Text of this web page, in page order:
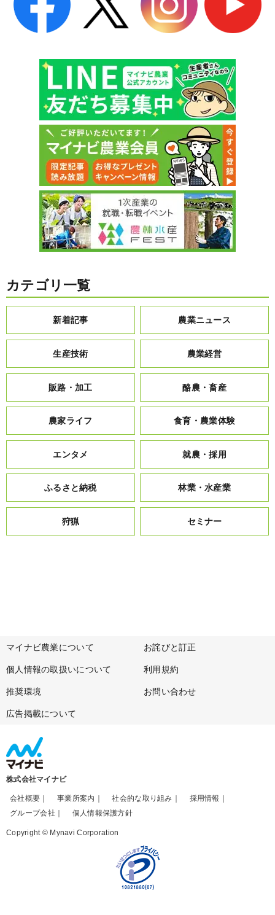
カテゴリ一覧
新着記事 農業ニュース
生産技術 農業経営
販路・加工 酪農・畜産
農家ライフ 食育・農業体験
エンタメ 就農・採用
ふるさと納税 林業・水産業
狩猟 セミナー
マイナビ農業について お詫びと訂正
個人情報の取扱いについて 利用規約
推奨環境 お問い合わせ
広告掲載について
株式会社マイナビ
会社概要 事業所案内 社会的な取り組み
採用情報
グループ会社
個人情報保護方針
Copyright © Mynavi Corporation